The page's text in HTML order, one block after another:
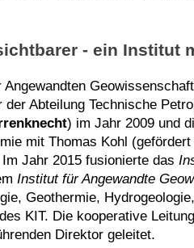
- ein Institut
der Abteilung Technische
) im Jahr 2009 und
mit Thomas Kohl (gefördert
Jahr 2015 fusionierte das
Institut für Angewandte
Geothermie,
KIT. Die kooperative
Direktor geleitet.